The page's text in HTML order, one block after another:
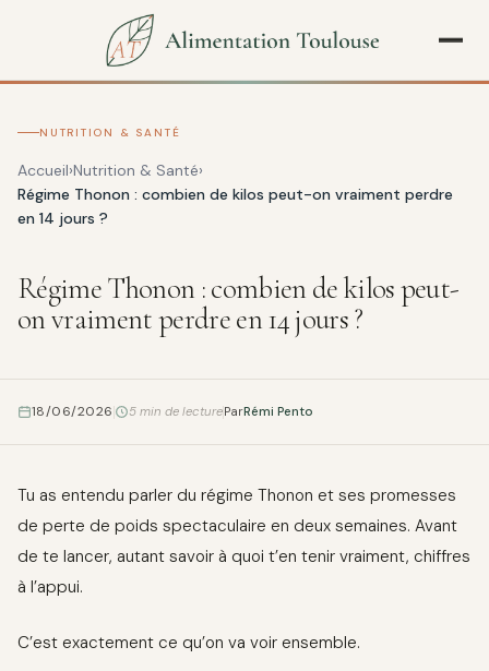
NUTRITION & SANTÉ
Accueil Nutrition & Santé
Régime Thonon : combien de kilos peut-on vraiment perdre
en 14 jours ?
Régime Thonon : combien de kilos peut-
on vraiment perdre en 14 jours ?
18/06/2026 5 min de lectureParRémi Pento
Tu as entendu parler du régime Thonon et ses promesses
de perte de poids spectaculaire en deux semaines. Avant
de te lancer, autant savoir à quoi t’en tenir vraiment, chiffres
à l’appui.
C’est exactement ce qu’on va voir ensemble.